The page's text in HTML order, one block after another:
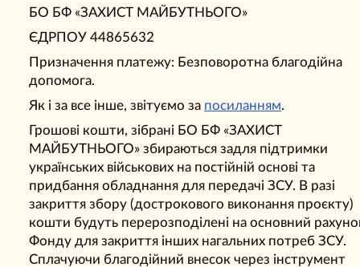
БО БФ «ЗАХИСТ МАЙБУТНЬОГО»
ЄДРПОУ 44865632
Призначення платежу: Безповоротна благодійна
допомога.
Як і за все інше, звітуємо за посиланням.
Грошові кошти, зібрані БО БФ «ЗАХИСТ
МАЙБУТНЬОГО» збираються задля підтримки
українських військових на постійній основі та
придбання обладнання для передачі ЗСУ. В разі
закриття збору (дострокового виконання проєкту)
кошти будуть перерозподілені на основний
Фонду для закриття інших нагальних потреб ЗСУ.
Сплачуючи благодійний внесок через інструмент